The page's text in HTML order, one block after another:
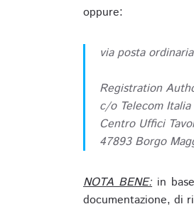
oppure:
via posta
Registration
c/o Telecom
Centro Uffici
47893 Borgo
NOTA BENE: in
documentazione, di